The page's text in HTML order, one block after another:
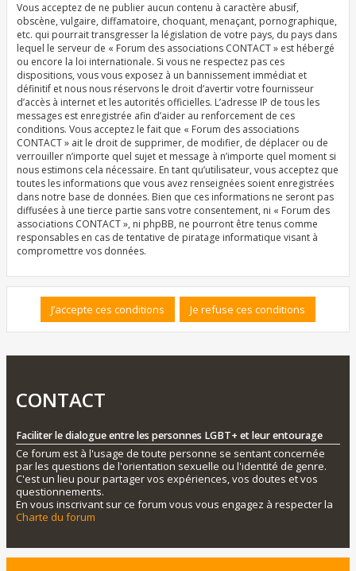
Vous acceptez de ne publier aucun contenu à caractère abusif,
obscène, vulgaire, diffamatoire, choquant, menaçant, pornographique,
etc. qui pourrait transgresser la législation de votre pays, du pays dans
lequel le serveur de « Forum des associations CONTACT » est hébergé
ou encore la loi internationale. Si vous ne respectez pas ces
dispositions, vous vous exposez à un bannissement immédiat et
définitif et nous nous réservons le droit d’avertir votre fournisseur
d’accès à internet et les autorités officielles. L’adresse IP de tous les
messages est enregistrée afin d’aider au renforcement de ces
conditions. Vous acceptez le fait que « Forum des associations
CONTACT » ait le droit de supprimer, de modifier, de déplacer ou de
verrouiller n’importe quel sujet et message à n’importe quel moment si
nous estimons cela nécessaire. En tant qu’utilisateur, vous acceptez que
toutes les informations que vous avez renseignées soient enregistrées
dans notre base de données. Bien que ces informations ne seront pas
diffusées à une tierce partie sans votre consentement, ni « Forum des
associations CONTACT », ni phpBB, ne pourront être tenus comme
responsables en cas de tentative de piratage informatique visant à
compromettre vos données.
CONTACT
Faciliter le dialogue entre les personnes LGBT+ et leur entourage
Ce forum est à l'usage de toute personne se sentant concernée
par les questions de l'orientation sexuelle ou l'identité de genre.
C'est un lieu pour partager vos expériences, vos doutes et vos
questionnements.
En vous inscrivant sur ce forum vous vous engagez à respecter la
Charte du forum